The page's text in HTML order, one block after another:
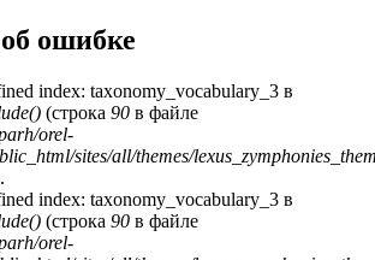
ошибке
index: taxonomy_vocabulary_3 в
(строка 90 в файле
orel-
sites/all/themes/
index: taxonomy_vocabulary_3 в
(строка 90 в файле
orel-